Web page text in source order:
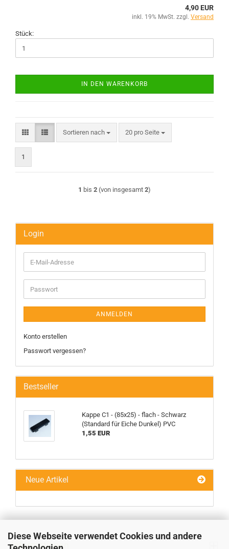
Diese Webseite verwendet Cookies und andere
4,90 EUR
inkl. 19% MwSt. zzgl. Versand
Stück:
IN DEN WARENKORB
Sortieren nach
Sortieren nach 20 pro Seite
pro Seite
1
1 bis 2 (von insgesamt 2)
Login
E-
Mail-
Adresse
Passwort
ANMELDEN
Konto erstellen
Passwort vergessen?
Bestseller
Kappe C1 - (85x25) - flach - Schwarz
(Standard für Eiche Dunkel) PVC
1,55 EUR
Neue Artikel
Informationen